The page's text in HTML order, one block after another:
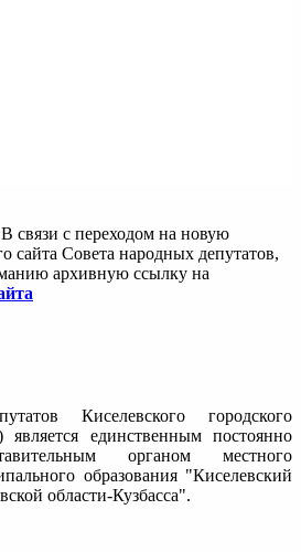
связи с переходом на новую
сайта Совета народных депутатов,
архивную ссылку на
Киселевского городского
единственным постоянно
органом местного
образования "Киселевский
области-Кузбасса".